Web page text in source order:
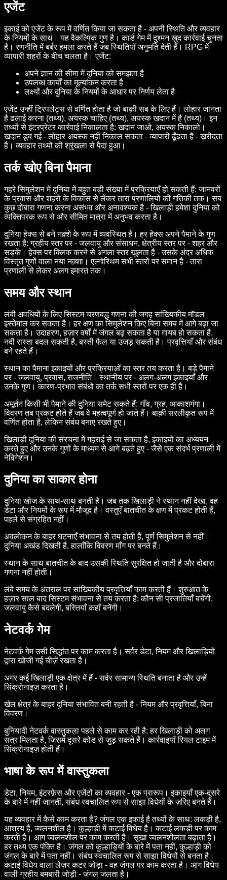
एजेंट
इकाई को एजेंट के रूप में वर्णित किया जा सकता है - अपनी स्थिति और व्यवहार
के नियमों के साथ। यह वैकल्पिक गुण है। कार्ड गेम में दुश्मन ख़ुद कार्रवाई चुनता
है। रणनीति में बर्बर हमला करते हैं जब स्थितियाँ अनुमति देती हैं। RPG में
व्यापारी शहरों के बीच चलता है। एजेंट:
अपने ज्ञान की सीमा में दुनिया को समझता है
उपलब्ध कार्यों का मूल्यांकन करता है
लक्ष्यों और दुनिया के नियमों के आधार पर निर्णय लेता है
एजेंट उन्हीं ट्रिपलेट्स से वर्णित होता है जो बाक़ी सब के लिए हैं। लोहार जानता
है ढलाई करना (तथ्य), अयस्क चाहिए (तथ्य), अयस्क खदान में है (तथ्य)। इन
तथ्यों से इंटरप्रेटर कार्रवाई निकालता है: खदान जाओ, अयस्क निकालो।
खदान डूब गई - लोहार अयस्क नहीं निकाल सकता - व्यापारी ढूँढता है - ख़रीदता
है। व्यवहार तथ्यों की श्रृंखला से पैदा हुआ।
तर्क खोए बिना पैमाना
गहरे सिमुलेशन में दुनिया में बहुत बड़ी संख्या में प्रक्रियाएँ हो सकती हैं: जानवरों
के प्रवास और शहरों के विकास से लेकर तारा प्रणालियों की गतिकी तक। सब
कुछ दोबारा गणना करना असंभव और अनावश्यक है - खिलाड़ी हमेशा दुनिया को
व्यक्तिपरक रूप से और सीमित मात्रा में अनुभव करता है।
दुनिया हेक्स से बने नक़्शे के रूप में व्यवस्थित है। हर हेक्स अपने पैमाने के गुण
रखता है: ग्रहीय स्तर पर - जलवायु और संसाधन, क्षेत्रीय स्तर पर - शहर और
सड़कें। हेक्स पर क्लिक करने से अगला स्तर खुलता है - उसके अंदर अधिक
विस्तृत गुणों वाला नया नक़्शा। एल्गोरिथम सभी स्तरों पर समान है - तारा
प्रणाली से लेकर अलग इमारत तक।
समय और स्थान
लंबी अवधियों के लिए सिस्टम चरणबद्ध गणना की जगह सांख्यिकीय मॉडल
इस्तेमाल कर सकता है। हर क्षण का सिमुलेशन किए बिना समय में आगे बढ़ा जा
सकता है। उदाहरण, हज़ार वर्षों में जंगल बढ़ सकता है या ग़ायब हो सकता है,
नदी रास्ता बदल सकती है, बस्ती फैल या उजड़ सकती है। प्रवृत्तियाँ और संबंध
बने रहते हैं।
स्थान का पैमाना इकाइयों और प्रक्रियाओं का स्तर तय करता है। बड़े पैमाने
पर - जलवायु, प्रवास, राजनीति। स्थानीय पर - अलग-अलग इकाइयाँ और
उनके गुण। कारण-प्रभाव संबंधों का तर्क सभी स्तरों पर एक ही है।
अमूर्तन किसी भी पैमाने की दुनिया समेट सकते हैं: गाँव, ग्रह, आकाशगंगा।
विवरण तब प्रकट होते हैं जब वे महत्वपूर्ण हो जाते हैं। बाक़ी सरलीकृत रूप में
वर्णित होता है, लेकिन संबंध बनाए रखते हुए।
खिलाड़ी दुनिया की संरचना में गहराई से जा सकता है, इकाइयों का अध्ययन
करते हुए और उनके गुणों के माध्यम से आगे बढ़ते हुए - जैसे एक संदर्भ प्रणाली में
नेविगेशन।
दुनिया का साकार होना
दुनिया खोज के साथ-साथ बनती है। जब तक खिलाड़ी ने स्थान नहीं देखा, वह
डेटा और नियमों के रूप में मौजूद है। वस्तुएँ बातचीत के क्षण में प्रकट होती हैं,
पहले से संग्रहित नहीं।
अवलोकन के बाहर घटनाएँ संभावना से तय होती हैं, पूर्ण सिमुलेशन से नहीं।
दुनिया अखंड दिखती है, हालाँकि विवरण माँग पर बनते हैं।
स्थान के साथ बातचीत के बाद उसकी स्थिति सुरक्षित हो जाती है और दोबारा
गणना नहीं होती।
लंबे समय के अंतराल पर सांख्यिकीय प्रवृत्तियाँ काम करती हैं। शुरुआत के
हज़ार साल बाद सिस्टम संभावना से तय करता है: कौन सी प्रजातियाँ बचेंगी,
जलवायु कैसे बदलेगी, बस्तियाँ कहाँ बनेंगी।
नेटवर्क गेम
नेटवर्क गेम उसी सिद्धांत पर काम करता है। सर्वर डेटा, नियम और खिलाड़ियों
द्वारा खोजी गई चीज़ें रखता है।
अगर कई खिलाड़ी एक क्षेत्र में हैं - सर्वर सामान्य स्थिति बनाता है और उन्हें
सिंक्रोनाइज़ करता है।
खेल क्षेत्र के बाहर दुनिया संभावित बनी रहती है - नियम और प्रवृत्तियाँ, बिना
विवरण।
बुनियादी नेटवर्क वास्तुकला पहले से काम कर रही है: हर खिलाड़ी को अलग
सत्र मिलता है, जिसमें दूसरे कोड से जुड़ सकते हैं। कार्रवाइयाँ रियल टाइम में
सिंक्रोनाइज़ होती हैं।
भाषा के रूप में वास्तुकला
डेटा, नियम, इंटरफ़ेस और एजेंटों का व्यवहार - एक प्रारूप। इकाइयाँ एक-दूसरे
के बारे में नहीं जानतीं, संबंध स्वचालित रूप से साझा विधेयों के ज़रिए बनते हैं।
यह व्यवहार में कैसे काम करता है? जंगल एक इकाई है तथ्यों के साथ: लकड़ी है,
आश्रय है, ज्वलनशील है। कुल्हाड़ी में कटाई विधेय है। कटाई लकड़ी पर काम
करती है। आग ज्वलनशील पर काम करती है। सूखा ज्वलनशीलता बढ़ाता है।
हर तथ्य एक पंक्ति है। जंगल को कुल्हाड़ियों के बारे में पता नहीं, कुल्हाड़ी को
जंगल के बारे में पता नहीं। संबंध स्वचालित रूप से साझा विधेयों से बनता है।
कटाई विधेय वाला लेज़र कटर जोड़ा - वह जंगल पर काम करता है। आग विधेय
वाली ग्रहीय बमबारी जोड़ी - जंगल जलता है।